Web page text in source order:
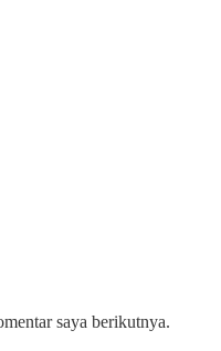
saya berikutnya.